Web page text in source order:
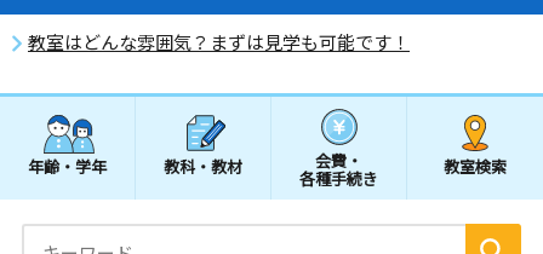
教室はどんな雰囲気？まずは見学も可能です！
年齢・学年 教科・教材 会費・
各種手続き
教室検索